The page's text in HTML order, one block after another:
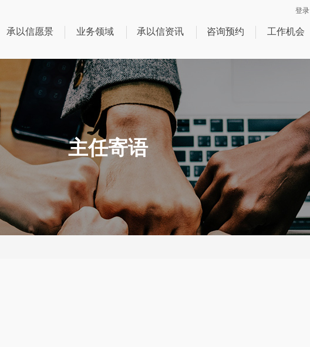
登录
承以信愿景 业务领域 承以信资讯 咨询预约 工作机会
主任寄语